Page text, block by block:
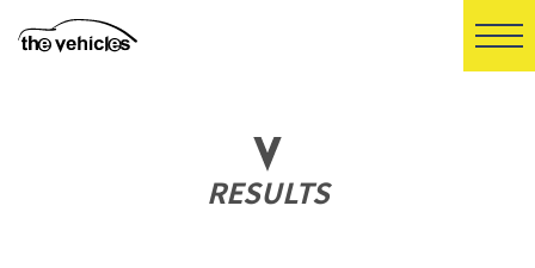
RESULTS